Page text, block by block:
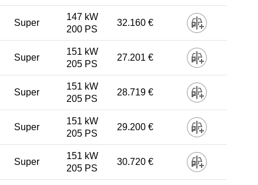
Super
147 kW
200 PS
32.160 €
Super
151 kW
205 PS
27.201 €
Super
151 kW
205 PS
28.719 €
Super
151 kW
205 PS
29.200 €
Super
151 kW
205 PS
30.720 €